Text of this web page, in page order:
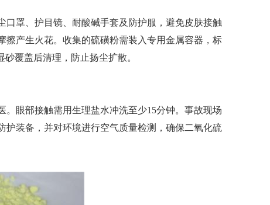
罩、护目镜、耐酸碱手套及防护服，避免皮肤接触
产生火花。收集的硫磺粉需装入专用金属容器，标
覆盖后清理，防止扬尘扩散。
眼部接触需用生理盐水冲洗至少15分钟。事故现场
装备，并对环境进行空气质量检测，确保二氧化硫